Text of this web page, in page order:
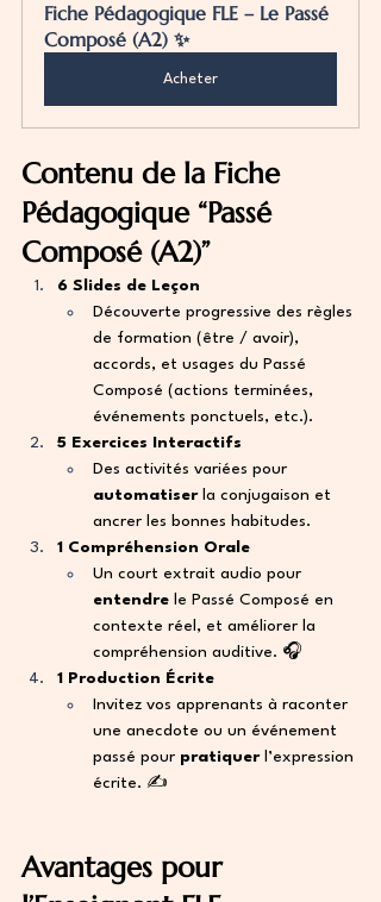
Fiche Pédagogique FLE – Le Passé
Composé (A2) ✨
Acheter
Contenu de la Fiche
Pédagogique “Passé
Composé (A2)”
6 Slides de Leçon
Découverte progressive des règles
de formation (être / avoir),
accords, et usages du Passé
Composé (actions terminées,
événements ponctuels, etc.).
5 Exercices Interactifs
Des activités variées pour
automatiser la conjugaison et
ancrer les bonnes habitudes.
1 Compréhension Orale
Un court extrait audio pour
entendre le Passé Composé en
contexte réel, et améliorer la
compréhension auditive. 🎧
1 Production Écrite
Invitez vos apprenants à raconter
une anecdote ou un événement
passé pour pratiquer l’expression
écrite. ✍️
Avantages pour